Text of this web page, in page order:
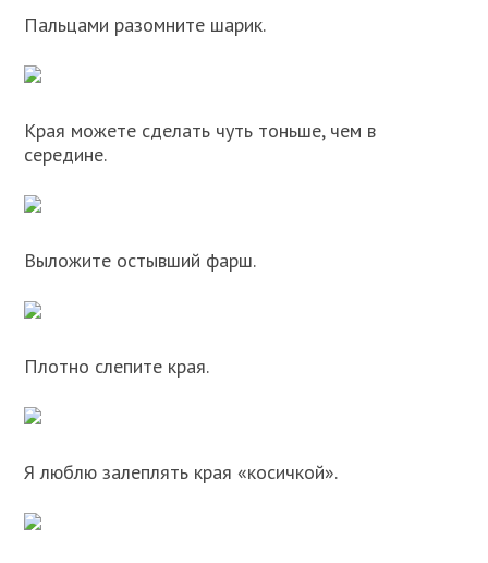
Пальцами разомните шарик.
Края можете сделать чуть тоньше, чем в
середине.
Выложите остывший фарш.
Плотно слепите края.
Я люблю залеплять края «косичкой».